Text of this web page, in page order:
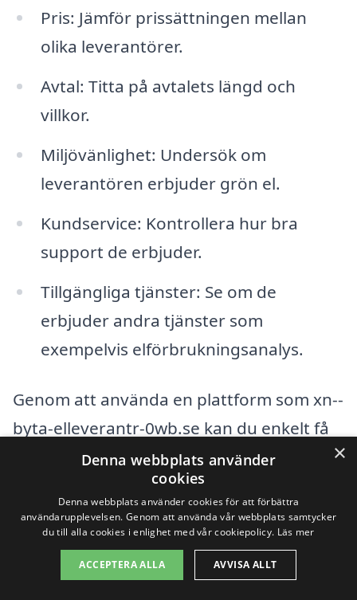
Pris: Jämför prissättningen mellan
olika leverantörer.
Avtal: Titta på avtalets längd och
villkor.
Miljövänlighet: Undersök om
leverantören erbjuder grön el.
Kundservice: Kontrollera hur bra
support de erbjuder.
Tillgängliga tjänster: Se om de
erbjuder andra tjänster som
exempelvis elförbrukningsanalys.
Genom att använda en plattform som xn--
byta-elleverantr-0wb.se kan du enkelt få
in flera offerter och fatta ett informerat
beslut. Ta dig tid att jämföra alternativen,
både i Liatorp och de omkringliggande
städerna. På så sätt kan du säkerställa att
du hittar den bästa byta elleverantör i ditt
×
Denna webbplats använder
cookies
Denna webbplats använder cookies för att förbättra
användarupplevelsen. Genom att använda vår webbplats samtycker
du till alla cookies i enlighet med vår cookiepolicy. Läs mer
ACCEPTERA ALLA AVVISA ALLT